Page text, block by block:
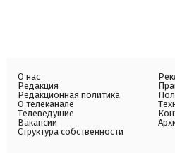
О нас
Редакция
Редакционная политика
О телеканале
Телеведущие
Вакансии
Структура собственности